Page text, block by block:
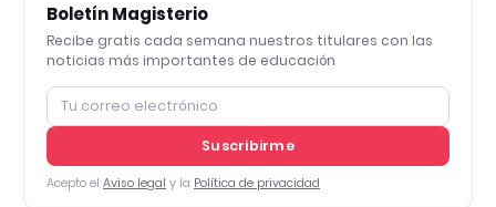
Boletín Magisterio
Recibe gratis cada semana nuestros titulares con las
noticias más importantes de educación
Suscribirme
Acepto el Aviso legal y la Política de privacidad